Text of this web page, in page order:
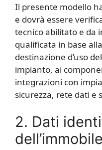
Il presente modello
e dovrà essere
tecnico abilitato e da
qualificata in base
destinazione d’uso
impianto, ai
integrazioni con
sicurezza, rete dati e
2. Dati
dell’immobile